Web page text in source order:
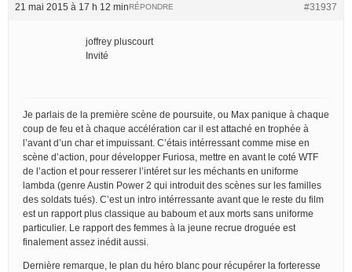
21 mai 2015 à 17 h 12 min #31937
RÉPONDRE
joffrey pluscourt
Invité
Je parlais de la première scène de poursuite, ou Max panique à chaque
coup de feu et à chaque accélération car il est attaché en trophée à
l’avant d’un char et impuissant. C’étais intérressant comme mise en
scène d’action, pour développer Furiosa, mettre en avant le coté WTF
de l’action et pour resserer l’intéret sur les méchants en uniforme
lambda (genre Austin Power 2 qui introduit des scènes sur les familles
des soldats tués). C’est un intro intérressante avant que le reste du film
est un rapport plus classique au baboum et aux morts sans uniforme
particulier. Le rapport des femmes à la jeune recrue droguée est
finalement assez inédit aussi.
Dernière remarque, le plan du héro blanc pour récupérer la forteresse